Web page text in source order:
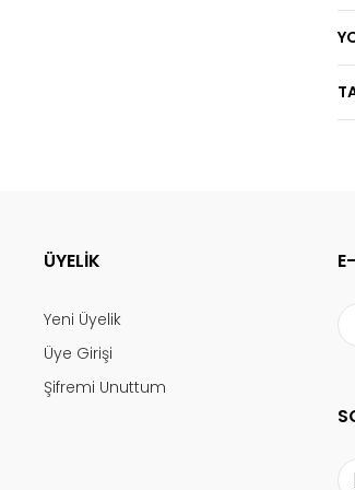
ÜYELİK
Yeni Üyelik
Üye Girişi
Şifremi Unuttum